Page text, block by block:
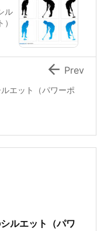
ル
エット（パワーポ
 Prev
ルエット（パワ